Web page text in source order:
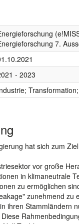
7.
- 2023
hat sich zum
vor große
in klimaneutrale
zu ermöglichen
zunehmend
ihren Stammländern